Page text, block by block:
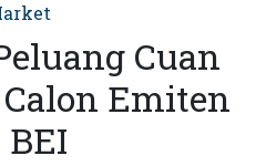
Cuan
Emiten